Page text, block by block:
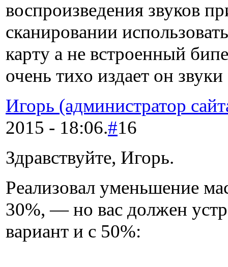
воспроизведения звуков
сканировании
карту а не встроенный
очень тихо издает он звуки
Игорь (администратор
2015 - 18:06.#16
Здравствуйте, Игорь.
Реализовал уменьшение
30%, — но вас должен
вариант и с 50%: